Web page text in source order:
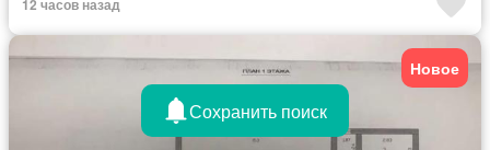
12 часов назад
Новое
Сохранить поиск